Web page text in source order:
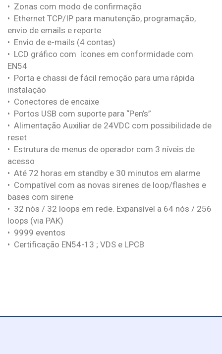
• Zonas com modo de confirmação
• Ethernet TCP/IP para manutenção, programação,
envio de emails e reporte
• Envio de e-mails (4 contas)
• LCD gráfico com ícones em conformidade com
EN54
• Porta e chassi de fácil remoção para uma rápida
instalação
• Conectores de encaixe
• Portos USB com suporte para “Pen’s”
• Alimentação Auxiliar de 24VDC com possibilidade de
reset
• Estrutura de menus de operador com 3 níveis de
acesso
• Até 72 horas em standby e 30 minutos em alarme
• Compatível com as novas sirenes de loop/flashes e
bases com sirene
• 32 nós / 32 loops em rede. Expansível a 64 nós / 256
loops (via PAK)
• 9999 eventos
• Certificação EN54-13 ; VDS e LPCB